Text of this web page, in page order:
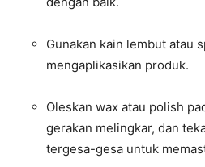
Gunakan kain lembut atau
mengaplikasikan produk.
Oleskan wax atau polish
gerakan melingkar, dan
tergesa-gesa untuk